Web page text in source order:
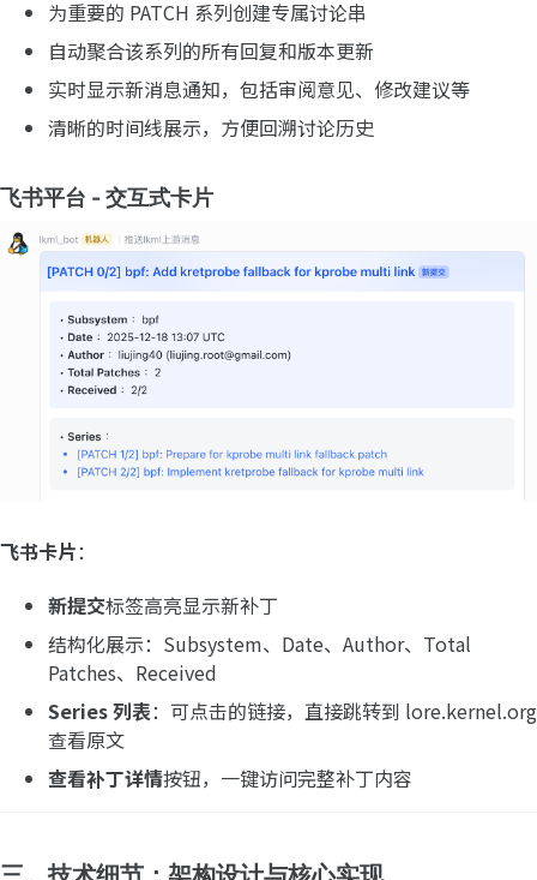
为重要的 PATCH 系列创建专属讨论串
自动聚合该系列的所有回复和版本更新
实时显示新消息通知，包括审阅意见、修改建议等
清晰的时间线展示，方便回溯讨论历史
飞书平台 - 交互式卡片
飞书卡片：
新提交标签高亮显示新补丁
结构化展示：Subsystem、Date、Author、Total
Patches、Received
Series 列表：可点击的链接，直接跳转到 lore.kernel.org
查看原文
查看补丁详情按钮，一键访问完整补丁内容